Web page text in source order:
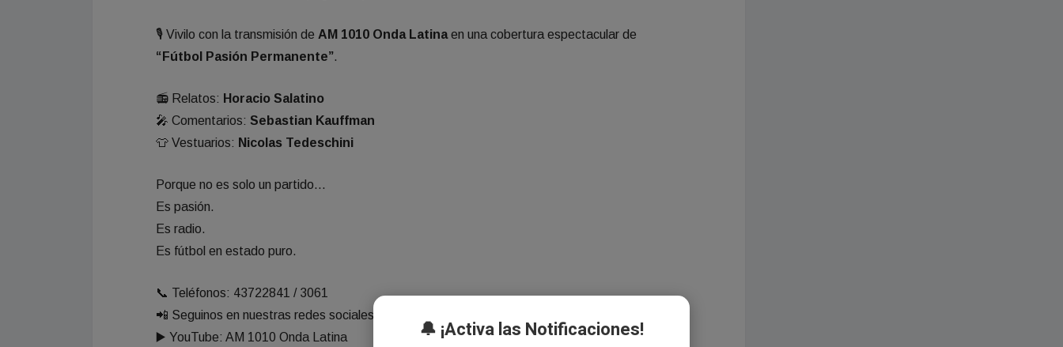
🎙️ Vivilo con la transmisión de AM 1010 Onda Latinaen una cobertura espectacular de
“Fútbol Pasión Permanente”.
📻 Relatos: Horacio Salatino
🎤 Comentarios: Sebastian Kauffman
👕 Vestuarios: Nicolas Tedeschini
Porque no es solo un partido…
Es pasión.
Es radio.
Es fútbol en estado puro.
📞 Teléfonos: 43722841 / 3061
📲 Seguinos en nuestras redes sociales: AM 1010 Onda Latina
▶️ YouTube: AM 1010 Onda Latina
🔔 ¡Activa las Notificaciones!